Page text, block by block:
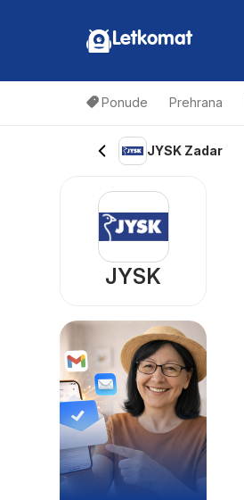
Letkomat
Ponude Prehrana
JYSK Zadar
JYSK